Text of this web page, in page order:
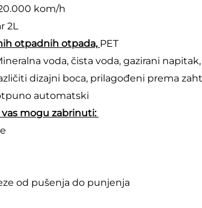
kom/h
2L
otpadnih otpada, PET
voda, čista voda, gazirani
dizajni boca, prilagođeni prema
automatski
mogu zabrinuti:
od pušenja do punjenja